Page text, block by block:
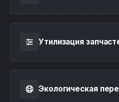
Утилизация
Экологическая